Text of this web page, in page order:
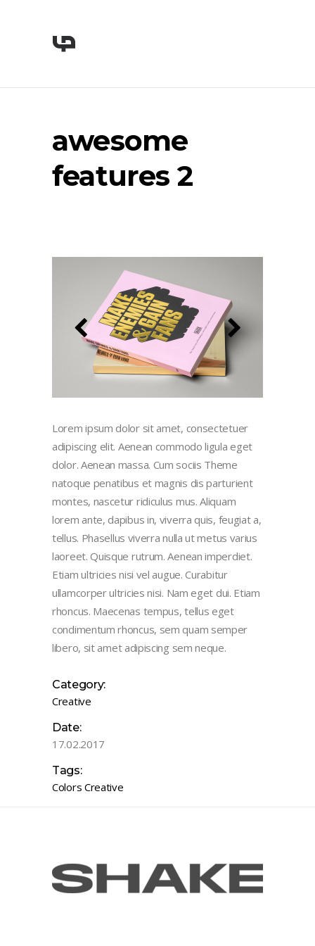
awesome
features 2
Lorem ipsum dolor sit amet, consectetuer
adipiscing elit. Aenean commodo ligula eget
dolor. Aenean massa. Cum sociis Theme
natoque penatibus et magnis dis parturient
montes, nascetur ridiculus mus. Aliquam
lorem ante, dapibus in, viverra quis, feugiat a,
tellus. Phasellus viverra nulla ut metus varius
laoreet. Quisque rutrum. Aenean imperdiet.
Etiam ultricies nisi vel augue. Curabitur
ullamcorper ultricies nisi. Nam eget dui. Etiam
rhoncus. Maecenas tempus, tellus eget
condimentum rhoncus, sem quam semper
libero, sit amet adipiscing sem neque.
Category:
Creative
Date:
17.02.2017
Tags:
Colors Creative